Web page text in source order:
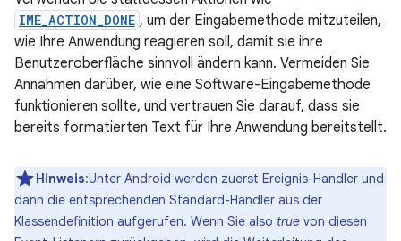
IME_ACTION_DONE , um der Eingabemethode mitzuteilen,
wie Ihre Anwendung reagieren soll, damit sie ihre
Benutzeroberfläche sinnvoll ändern kann. Vermeiden Sie
Annahmen darüber, wie eine Software-Eingabemethode
funktionieren sollte, und vertrauen Sie darauf, dass sie
bereits formatierten Text für Ihre Anwendung bereitstellt.
Hinweis:Unter Android werden zuerst Ereignis-Handler und
dann die entsprechenden Standard-Handler aus der
Klassendefinition aufgerufen. Wenn Sie also true von diesen